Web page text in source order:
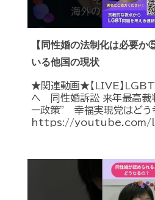
【同性婚の法制化は必要
いる他国の現状
★関連動画★【LIVE】
へ 同性婚訴訟 来年最高裁
ー政策” 幸福実現党はどう
https://youtube.com/